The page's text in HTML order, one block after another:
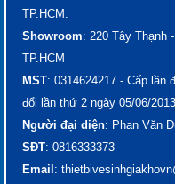
TP.HCM.
Showroom: 220 Tây Thạnh
TP.HCM
MST: 0314624217 - Cấp lần
đổi lần thứ 2 ngày 05/06/
Người đại diện: Phan Văn
SĐT: ​​​​​​​​​0816333373
Email: